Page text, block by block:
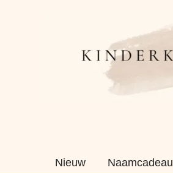
Nieuw Naamcadeau